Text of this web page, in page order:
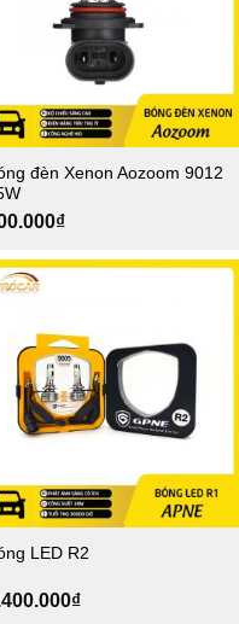
đèn Xenon Aozoom 9012
₫
LED R2
₫